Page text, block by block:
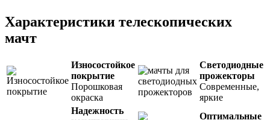
Характеристики телескопических
мачт
Износостойкое
покрытие
Порошковая
окраска
Светодиодные
прожекторы
Современные,
яркие
Надежность
Оптимальные